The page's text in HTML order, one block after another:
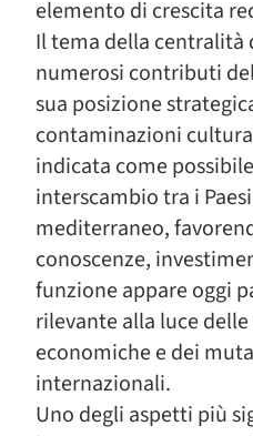
elemento di crescita
Il tema della centralità
numerosi contributi
sua posizione
contaminazioni
indicata come
interscambio tra i
mediterraneo,
conoscenze,
funzione appare oggi
rilevante alla luce
economiche e dei
internazionali.
Uno degli aspetti più